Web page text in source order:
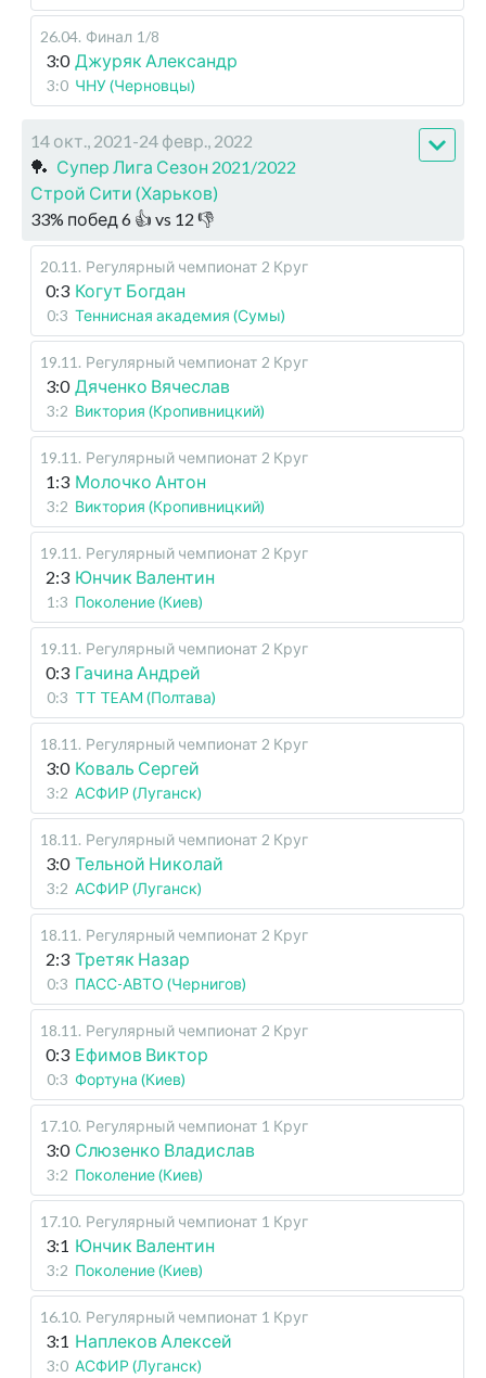
26.04. Финал 1/8
3:0 Джуряк Александр
3:0 ЧНУ (Черновцы)
14 окт., 2021-24 февр., 2022
🏓 Супер Лига Сезон 2021/2022
Строй Сити (Харьков)
33% побед 6 👍 vs 12 👎
20.11 . Регулярный чемпионат 2 Круг
0:3 Когут Богдан
0:3 Теннисная академия (Сумы)
19.11 . Регулярный чемпионат 2 Круг
3:0 Дяченко Вячеслав
3:2 Виктория (Кропивницкий)
19.11 . Регулярный чемпионат 2 Круг
1:3 Молочко Антон
3:2 Виктория (Кропивницкий)
19.11 . Регулярный чемпионат 2 Круг
2:3 Юнчик Валентин
1:3 Поколение (Киев)
19.11 . Регулярный чемпионат 2 Круг
0:3 Гачина Андрей
0:3 TT TEAM (Полтава)
18.11 . Регулярный чемпионат 2 Круг
3:0 Коваль Сергей
3:2 АСФИР (Луганск)
18.11 . Регулярный чемпионат 2 Круг
3:0 Тельной Николай
3:2 АСФИР (Луганск)
18.11 . Регулярный чемпионат 2 Круг
2:3 Третяк Назар
0:3 ПАСС-АВТО (Чернигов)
18.11 . Регулярный чемпионат 2 Круг
0:3 Ефимов Виктор
0:3 Фортуна (Киев)
17.10. Регулярный чемпионат 1 Круг
3:0 Слюзенко Владислав
3:2 Поколение (Киев)
17.10. Регулярный чемпионат 1 Круг
3:1 Юнчик Валентин
3:2 Поколение (Киев)
16.10. Регулярный чемпионат 1 Круг
3:1 Наплеков Алексей
3:0 АСФИР (Луганск)